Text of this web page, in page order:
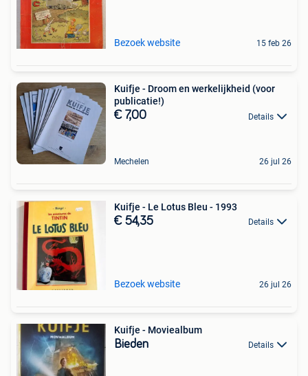
Bezoek website 15 feb 26
Kuifje - Droom en werkelijkheid (voor
publicatie!)
€ 7,00 Details
Mechelen 26 jul 26
Kuifje - Le Lotus Bleu - 1993
€ 54,35 Details
Bezoek website 26 jul 26
Kuifje - Moviealbum
Bieden Details